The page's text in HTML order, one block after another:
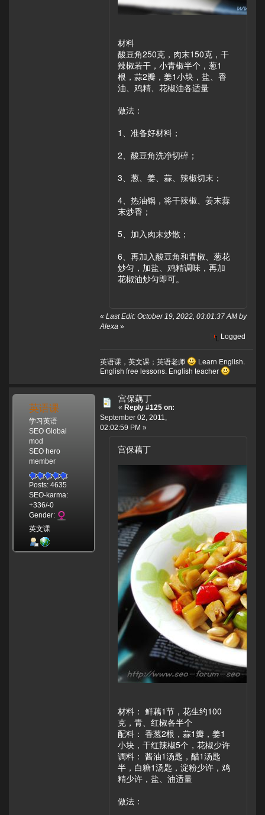
材料
酸豆角250克，肉末150克，干
辣椒若干，小青椒半个，葱1
根，蒜2瓣，姜1小块，盐、香
油、鸡精、花椒油各适量
做法：
1、准备好材料；
2、酸豆角洗净切碎；
3、葱、姜、蒜、辣椒切末；
4、热油锅，将干辣椒、姜末蒜
末炒香；
5、加入肉末炒散；
6、再加入酸豆角和青椒、葱花
炒匀，加盐、鸡精调味，再加
花椒油炒匀即可。
« Last Edit: October 19, 2022, 03:01:37 AM by
Alexa »
Logged
英语课，英文课；英语老师
Learn English.
English free lessons. English teacher
英语课
学习英语
SEO Global
mod
SEO hero
member
Posts: 4635
SEO-karma:
+336/-0
Gender:
英文课
宫保藕丁
« Reply #125 on:
September 02, 2011,
02:02:59 PM »
宫保藕丁
材料： 鲜藕1节，花生约100
克，青、红椒各半个
配料： 香葱2根，蒜1瓣，姜1
小块，干红辣椒5个，花椒少许
调料： 酱油1汤匙，醋1汤匙
半，白糖1汤匙，淀粉少许，鸡
精少许，盐、油适量
做法：